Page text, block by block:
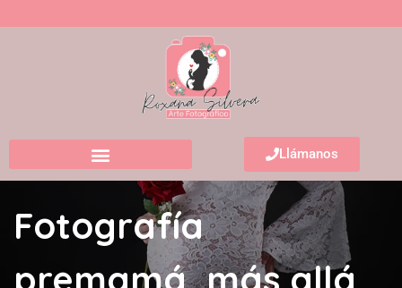
Llámanos
Fotografía
premamá, más allá